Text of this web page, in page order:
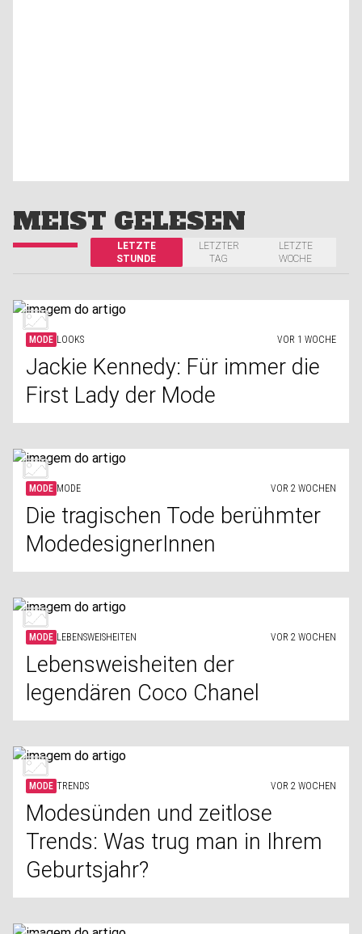
MEIST GELESEN
LETZTE
STUNDE
LETZTER
TAG
LETZTE
WOCHE
MODE LOOKS VOR 1 WOCHE
Jackie Kennedy: Für immer die
First Lady der Mode
MODE MODE VOR 2 WOCHEN
Die tragischen Tode berühmter
ModedesignerInnen
MODE LEBENSWEISHEITEN VOR 2 WOCHEN
Lebensweisheiten der
legendären Coco Chanel
MODE TRENDS VOR 2 WOCHEN
Modesünden und zeitlose
Trends: Was trug man in Ihrem
Geburtsjahr?